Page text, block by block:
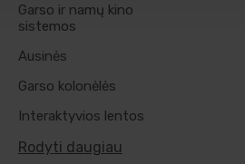
Garso ir namų kino
sistemos
Ausinės
Garso kolonėlės
Interaktyvios lentos
Rodyti daugiau